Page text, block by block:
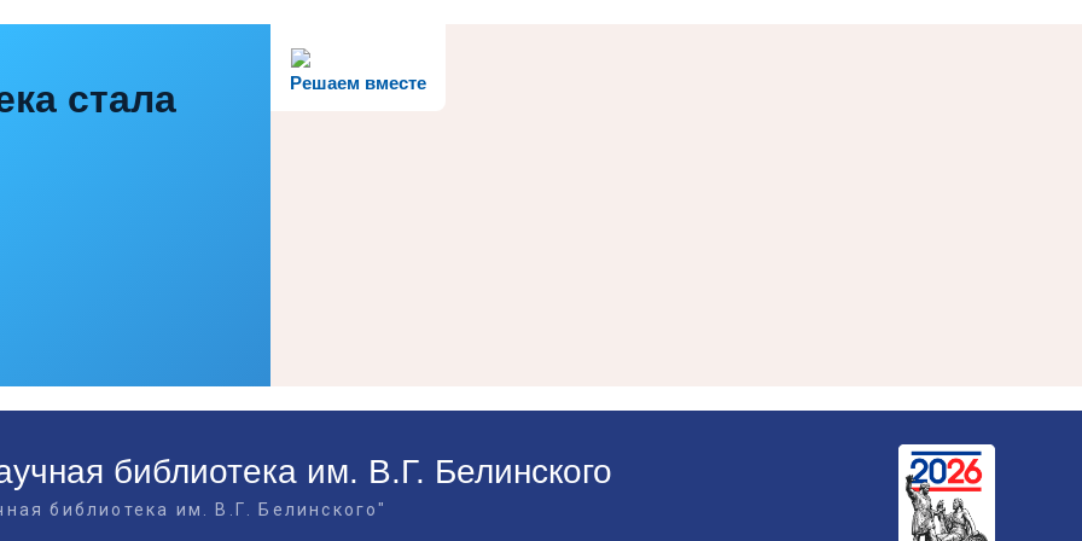
Решаем вместе
стала
библиотека им. В.Г. Белинского
библиотека им. В.Г. Белинского"